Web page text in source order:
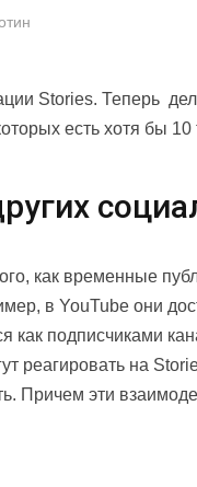
Stories. Теперь
есть хотя бы
как временные
в YouTube они
как подписчиками
реагировать на
Причем эти